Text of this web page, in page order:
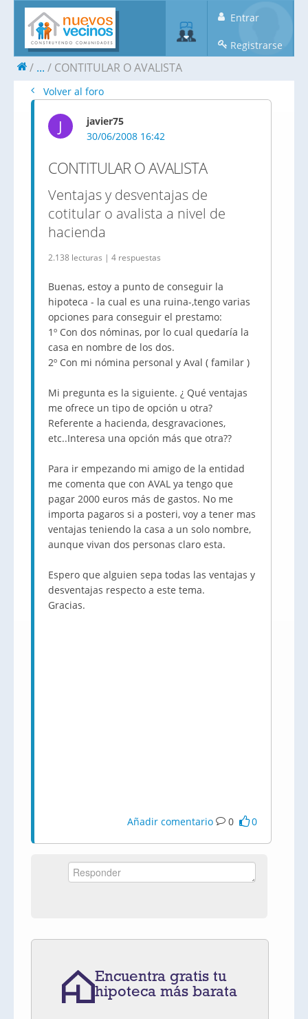
Entrar
Registrarse
... CONTITULAR O AVALISTA
Volver al foro
J
javier75
30/06/2008 16:42
CONTITULAR O AVALISTA
Ventajas y desventajas de
cotitular o avalista a nivel de
hacienda
2.138 lecturas | 4 respuestas
Buenas, estoy a punto de conseguir la
hipoteca - la cual es una ruina-,tengo varias
opciones para conseguir el prestamo:
1º Con dos nóminas, por lo cual quedaría la
casa en nombre de los dos.
2º Con mi nómina personal y Aval ( familar )
Mi pregunta es la siguiente. ¿ Qué ventajas
me ofrece un tipo de opción u otra?
Referente a hacienda, desgravaciones,
etc..Interesa una opción más que otra??
Para ir empezando mi amigo de la entidad
me comenta que con AVAL ya tengo que
pagar 2000 euros más de gastos. No me
importa pagaros si a posteri, voy a tener mas
ventajas teniendo la casa a un solo nombre,
aunque vivan dos personas claro esta.
Espero que alguien sepa todas las ventajas y
desventajas respecto a este tema.
Gracias.
Añadir comentario 0 0
Encuentra gratis tu
hipoteca más barata